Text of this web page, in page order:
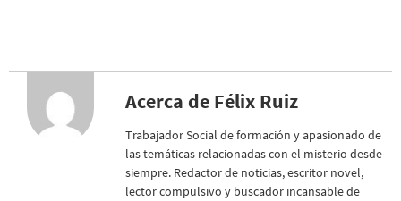
Acerca de Félix Ruiz
Trabajador Social de formación y apasionado de
las temáticas relacionadas con el misterio desde
siempre. Redactor de noticias, escritor novel,
lector compulsivo y buscador incansable de